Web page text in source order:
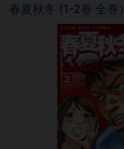
春夏秋冬 (1-2巻 全巻）